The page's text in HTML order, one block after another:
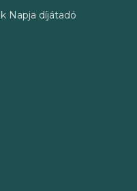
Napja díjátadó